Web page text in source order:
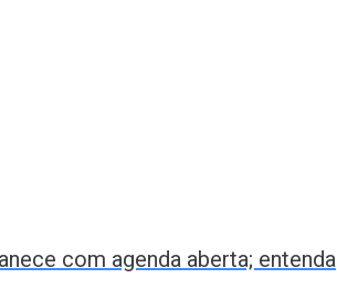
com agenda aberta; entenda